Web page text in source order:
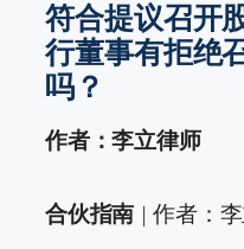
符合提议召开
行董事有拒绝
吗？
作者：李立律师
合伙指南 | 作者：